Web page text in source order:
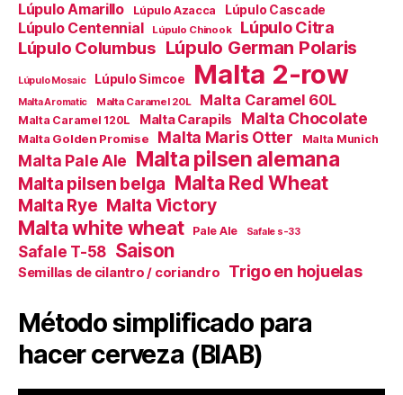
Lúpulo Amarillo Lúpulo Azacca Lúpulo Cascade
Lúpulo Centennial Lúpulo Chinook Lúpulo Citra
Lúpulo Columbus Lúpulo German Polaris
Lúpulo Mosaic Lúpulo Simcoe Malta 2-row
Malta Aromatic Malta Caramel 20L Malta Caramel 60L
Malta Caramel 120L Malta Carapils Malta Chocolate
Malta Golden Promise Malta Maris Otter Malta Munich
Malta Pale Ale Malta pilsen alemana
Malta pilsen belga Malta Red Wheat
Malta Rye Malta Victory
Malta white wheat Pale Ale Safale s-33
Safale T-58 Saison
Semillas de cilantro / coriandro Trigo en hojuelas
Método simplificado para
hacer cerveza (BIAB)